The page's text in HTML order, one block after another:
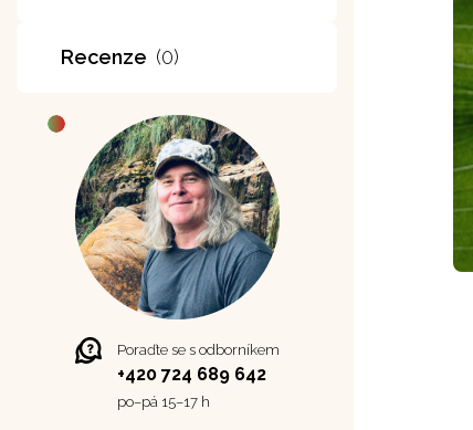
Recenze (0)
Poraďte se s odborníkem
+420 724 689 642
po–⁠⁠⁠⁠⁠⁠pá 15–17 h